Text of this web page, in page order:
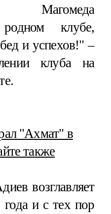
Магомеда
клубе,
и успехов!" –
клуба на
"Ахмат" в
также
возглавляет
года и с тех пор